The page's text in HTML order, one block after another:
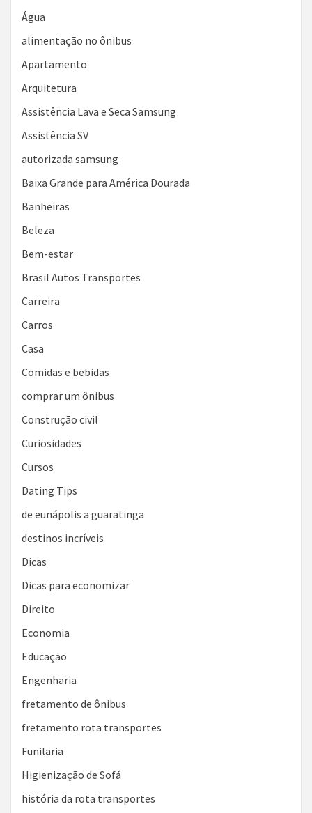
Água
alimentação no ônibus
Apartamento
Arquitetura
Assistência Lava e Seca Samsung
Assistência SV
autorizada samsung
Baixa Grande para América Dourada
Banheiras
Beleza
Bem-estar
Brasil Autos Transportes
Carreira
Carros
Casa
Comidas e bebidas
comprar um ônibus
Construção civil
Curiosidades
Cursos
Dating Tips
de eunápolis a guaratinga
destinos incríveis
Dicas
Dicas para economizar
Direito
Economia
Educação
Engenharia
fretamento de ônibus
fretamento rota transportes
Funilaria
Higienização de Sofá
história da rota transportes